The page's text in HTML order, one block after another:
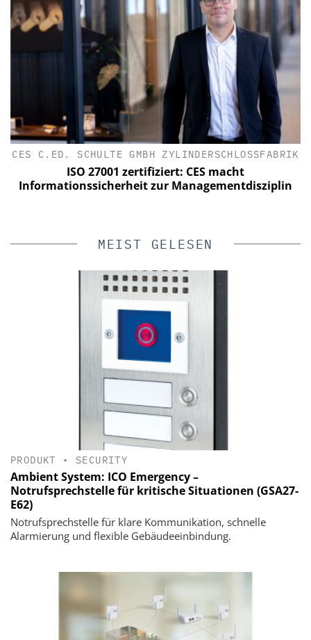
CES C.ED. SCHULTE GMBH ZYLINDERSCHLOSSFABRIK
ISO 27001 zertifiziert: CES macht
Informationssicherheit zur Managementdisziplin
MEIST GELESEN
PRODUKT • SECURITY
Ambient System: ICO Emergency –
Notrufsprechstelle für kritische Situationen (GSA27-
E62)
Notrufsprechstelle für klare Kommunikation, schnelle
Alarmierung und flexible Gebäudeeinbindung.